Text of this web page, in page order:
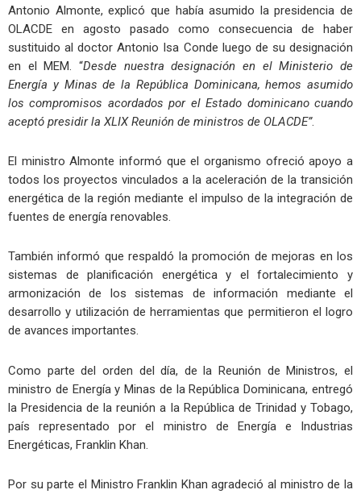
Antonio Almonte, explicó que había asumido la presidencia de
OLACDE en agosto pasado como consecuencia de haber
sustituido al doctor Antonio Isa Conde luego de su designación
en el MEM. “Desde nuestra designación en el Ministerio de
Energía y Minas de la República Dominicana, hemos asumido
los compromisos acordados por el Estado dominicano cuando
aceptó presidir la XLIX Reunión de ministros de OLACDE”.
El ministro Almonte informó que el organismo ofreció apoyo a
todos los proyectos vinculados a la aceleración de la transición
energética de la región mediante el impulso de la integración de
fuentes de energía renovables.
También informó que respaldó la promoción de mejoras en los
sistemas de planificación energética y el fortalecimiento y
armonización de los sistemas de información mediante el
desarrollo y utilización de herramientas que permitieron el logro
de avances importantes.
Como parte del orden del día, de la Reunión de Ministros, el
ministro de Energía y Minas de la República Dominicana, entregó
la Presidencia de la reunión a la República de Trinidad y Tobago,
país representado por el ministro de Energía e Industrias
Energéticas, Franklin Khan.
Por su parte el Ministro Franklin Khan agradeció al ministro de la